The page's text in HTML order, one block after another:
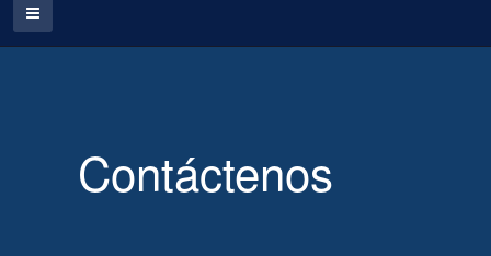
Contáctenos